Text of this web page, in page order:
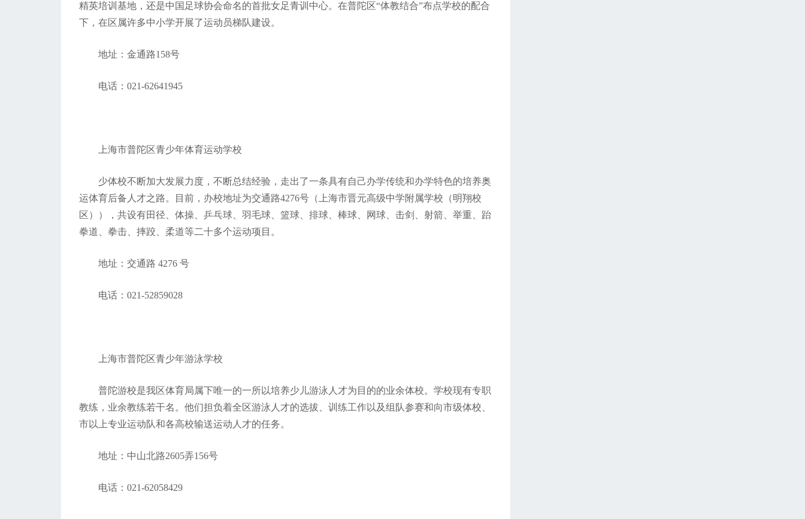
精英培训基地，还是中国足球协会命名的首批女足青训中心。在普陀区“体教结合”布点学校的配合
下，在区属许多中小学开展了运动员梯队建设。
地址：金通路158号
电话：021-62641945
上海市普陀区青少年体育运动学校
少体校不断加大发展力度，不断总结经验，走出了一条具有自己办学传统和办学特色的培养奥
运体育后备人才之路。目前，办校地址为交通路4276号（上海市晋元高级中学附属学校（明翔校
区）），共设有田径、体操、乒乓球、羽毛球、篮球、排球、棒球、网球、击剑、射箭、举重、跆
拳道、拳击、摔跤、柔道等二十多个运动项目。
地址：交通路 4276 号
电话：021-52859028
上海市普陀区青少年游泳学校
普陀游校是我区体育局属下唯一的一所以培养少儿游泳人才为目的的业余体校。学校现有专职
教练，业余教练若干名。他们担负着全区游泳人才的选拔、训练工作以及组队参赛和向市级体校、
市以上专业运动队和各高校输送运动人才的任务。
地址：中山北路2605弄156号
电话：021-62058429